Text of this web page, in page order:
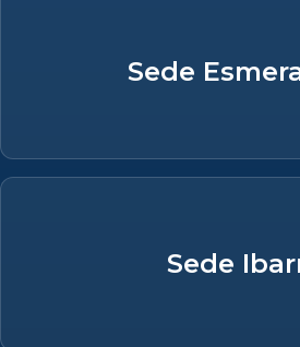
Sede
Sede